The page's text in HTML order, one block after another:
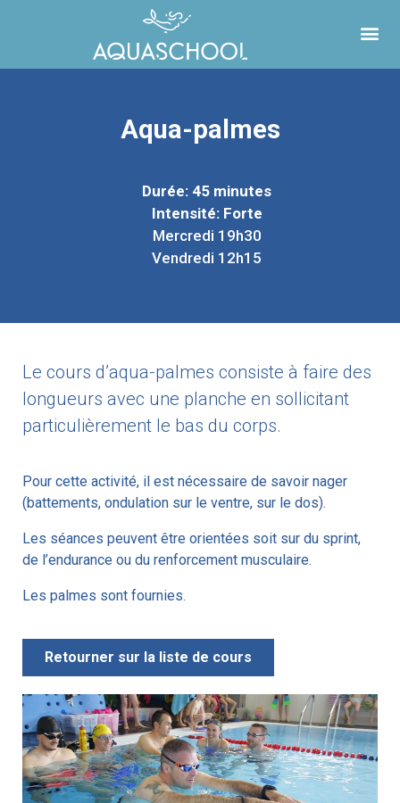
Aqua-palmes
Durée: 45 minutes
Intensité: Forte
Mercredi 19h30
Vendredi 12h15
Le cours d’aqua-palmes consiste à faire des
longueurs avec une planche en sollicitant
particulièrement le bas du corps.
Pour cette activité, il est nécessaire de savoir nager
(battements, ondulation sur le ventre, sur le dos).
Les séances peuvent être orientées soit sur du sprint,
de l’endurance ou du renforcement musculaire.
Les palmes sont fournies.
Retourner sur la liste de cours